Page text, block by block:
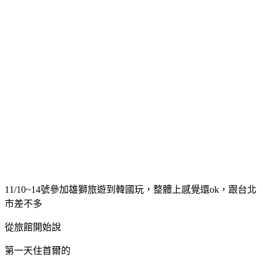
11/10~14號參加雄獅旅遊到韓國玩，整體上感覺還ok，跟台北
市差不多
從旅館開始說
第一天住首爾的